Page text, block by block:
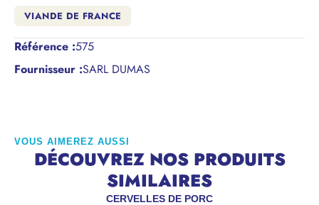
VIANDE DE FRANCE
Référence :575
Fournisseur :SARL DUMAS
VOUS AIMEREZ AUSSI
DÉCOUVREZ NOS PRODUITS
SIMILAIRES
CERVELLES DE PORC